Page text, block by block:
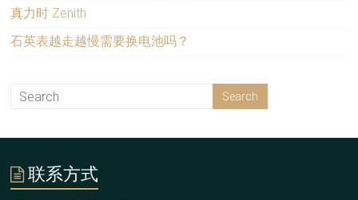
真力时 Zenith
石英表越走越慢需要换电池吗？
联系方式